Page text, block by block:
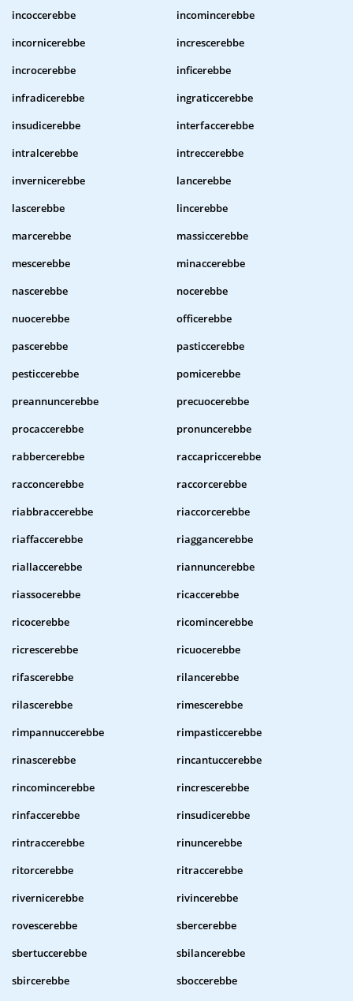
incoccerebbe
incomincerebbe
incornicerebbe
increscerebbe
incrocerebbe
inficerebbe
infradicerebbe
ingraticcerebbe
insudicerebbe
interfaccerebbe
intralcerebbe
intreccerebbe
invernicerebbe
lancerebbe
lascerebbe
lincerebbe
marcerebbe
massiccerebbe
mescerebbe
minaccerebbe
nascerebbe
nocerebbe
nuocerebbe
officerebbe
pascerebbe
pasticcerebbe
pesticcerebbe
pomicerebbe
preannuncerebbe
precuocerebbe
procaccerebbe
pronuncerebbe
rabbercerebbe
raccapriccerebbe
racconcerebbe
raccorcerebbe
riabbraccerebbe
riaccorcerebbe
riaffaccerebbe
riaggancerebbe
riallaccerebbe
riannuncerebbe
riassocerebbe
ricaccerebbe
ricocerebbe
ricomincerebbe
ricrescerebbe
ricuocerebbe
rifascerebbe
rilancerebbe
rilascerebbe
rimescerebbe
rimpannuccerebbe
rimpasticcerebbe
rinascerebbe
rincantuccerebbe
rincomincerebbe
rincrescerebbe
rinfaccerebbe
rinsudicerebbe
rintraccerebbe
rinuncerebbe
ritorcerebbe
ritraccerebbe
rivernicerebbe
rivincerebbe
rovescerebbe
sbercerebbe
sbertuccerebbe
sbilancerebbe
sbircerebbe
sboccerebbe